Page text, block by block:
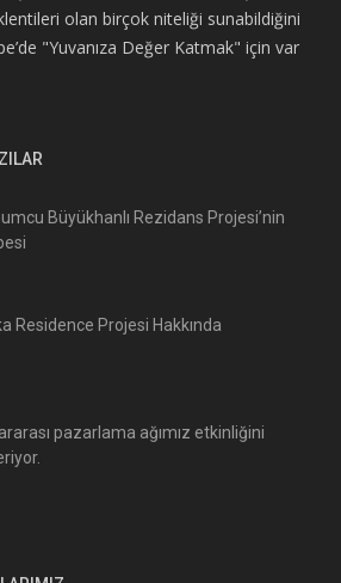
olan birçok niteliği sunabildiğini
"Yuvanıza Değer Katmak" için var
Büyükhanlı Rezidans Projesi’nin
Residence Projesi Hakkında
pazarlama ağımız etkinliğini